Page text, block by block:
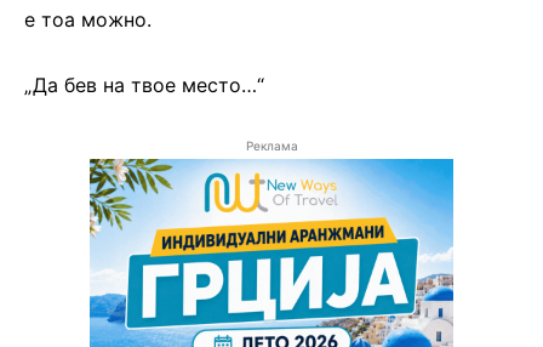
е тоа можно.
„Да бев на твое место…“
Реклама